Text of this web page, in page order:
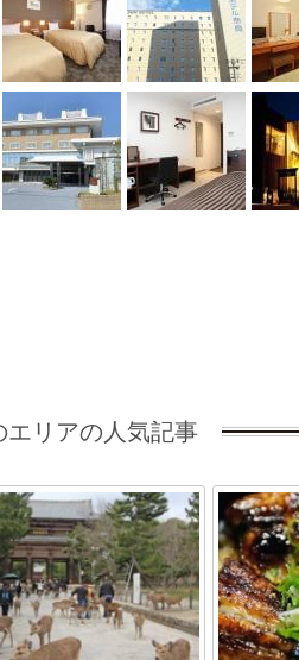
エリアの人気記事